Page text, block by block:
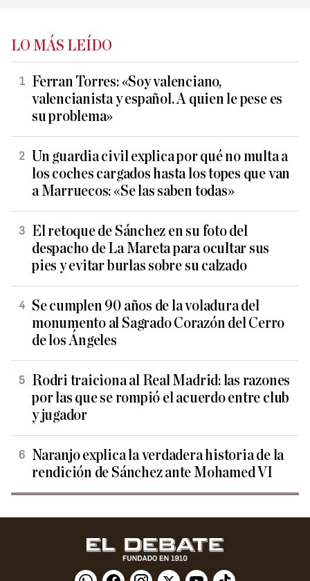
LO MÁS LEÍDO
Ferran Torres: «Soy valenciano,
valencianista y español. A quien le pese es
su problema»
Un guardia civil explica por qué no multa a
los coches cargados hasta los topes que van
a Marruecos: «Se las saben todas»
El retoque de Sánchez en su foto del
despacho de La Mareta para ocultar sus
pies y evitar burlas sobre su calzado
Se cumplen 90 años de la voladura del
monumento al Sagrado Corazón del Cerro
de los Ángeles
Rodri traiciona al Real Madrid: las razones
por las que se rompió el acuerdo entre club
y jugador
Naranjo explica la verdadera historia de la
rendición de Sánchez ante Mohamed VI